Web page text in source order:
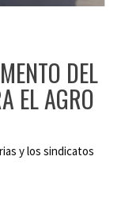
DEL
EL AGRO
y los sindicatos